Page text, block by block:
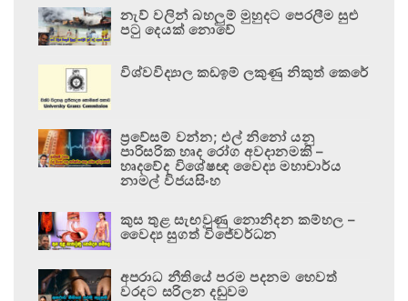
නැව් වලින් බහලුම් මුහුදට පෙරලීම සුළු
පටු දෙයක් නොවේ
විශ්වවිද්‍යාල කඩඉම් ලකුණු නිකුත් කෙරේ
ප්‍රවේසම් වන්න; එල් නිනෝ යනු
පාරිසරික හෘද රෝග අවදානමකි –
හෘදවේද විශේෂඥ වෛද්‍ය මහාචාර්ය
නාමල් විජයසිංහ
කුස තුළ සැඟවුණු නොනිදන කම්හල –
වෛද්‍ය සුගත් විජේවර්ධන
අපරාධ නීතියේ පරම පදනම හෙවත්
වරදට සරිලන දඬුවම